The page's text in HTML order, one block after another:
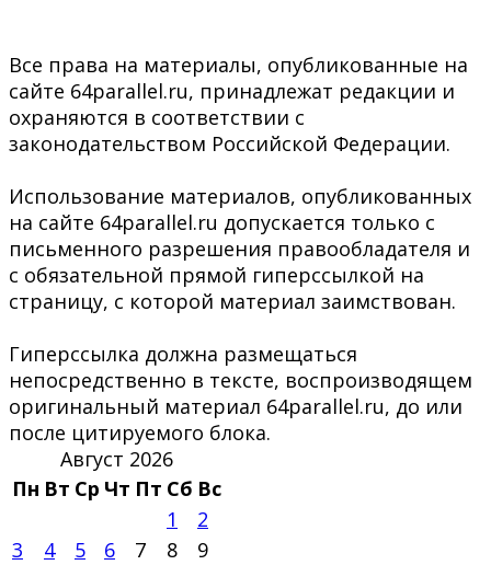
Все права на материалы, опубликованные на
сайте 64parallel.ru, принадлежат редакции и
охраняются в соответствии с
законодательством Российской Федерации.
Использование материалов, опубликованных
на сайте 64parallel.ru допускается только с
письменного разрешения правообладателя и
с обязательной прямой гиперссылкой на
страницу, с которой материал заимствован.
Гиперссылка должна размещаться
непосредственно в тексте, воспроизводящем
оригинальный материал 64parallel.ru, до или
после цитируемого блока.
Август 2026
Пн Вт Ср Чт Пт Сб Вс
1
2
3
4 5 6 7 8
9